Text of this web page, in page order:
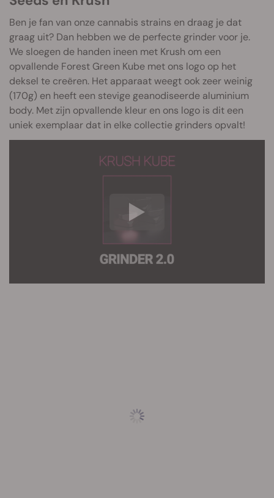
Ben je fan van onze cannabis strains en draag je dat
graag uit? Dan hebben we de perfecte grinder voor je.
We sloegen de handen ineen met Krush om een
opvallende Forest Green Kube met ons logo op het
deksel te creëren. Het apparaat weegt ook zeer weinig
(170g) en heeft een stevige geanodiseerde aluminium
body. Met zijn opvallende kleur en ons logo is dit een
uniek exemplaar dat in elke collectie grinders opvalt!